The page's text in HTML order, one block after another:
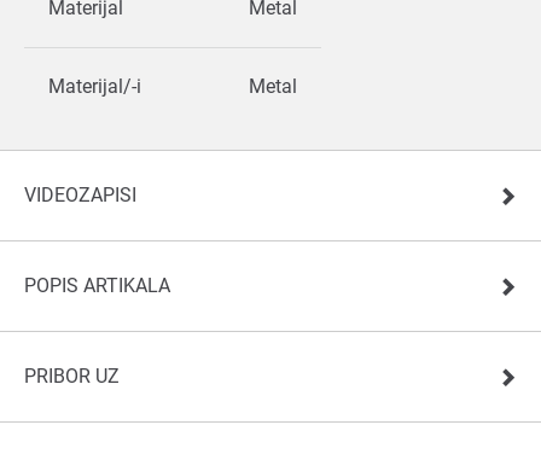
Materijal Metal
Materijal/-i Metal
VIDEOZAPISI
POPIS ARTIKALA
PRIBOR UZ